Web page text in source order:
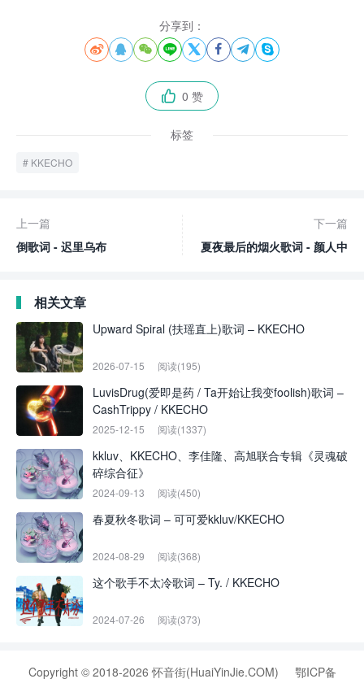
分享到：
       
 0 赞
标签
KKECHO
上一篇
倒歌词 - 迟里乌布
下一篇
夏夜最后的烟火歌词 - 颜人中
相关文章
Upward Spiral (扶瑶直上)歌词 – KKECHO
2026-07-15 阅读(195)
LuvisDrug(爱即是药 / Ta开始让我变foolish)歌词 –
CashTrippy / KKECHO
2025-12-15 阅读(1337)
kkluv、KKECHO、李佳隆、高旭联合专辑《灵魂破
碎综合征》
2024-09-13 阅读(450)
春夏秋冬歌词 – 可可爱kkluv/KKECHO
2024-08-29 阅读(368)
这个歌手不太冷歌词 – Ty. / KKECHO
2024-07-26 阅读(373)
Copyright © 2018-2026 怀音街(HuaiYinJie.COM) 鄂ICP备